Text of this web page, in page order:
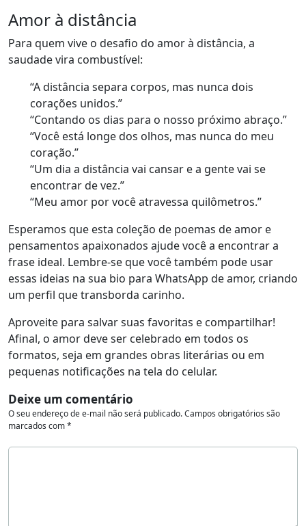
Amor à distância
Para quem vive o desafio do amor à distância, a
saudade vira combustível:
“A distância separa corpos, mas nunca dois
corações unidos.”
“Contando os dias para o nosso próximo abraço.”
“Você está longe dos olhos, mas nunca do meu
coração.”
“Um dia a distância vai cansar e a gente vai se
encontrar de vez.”
“Meu amor por você atravessa quilômetros.”
Esperamos que esta coleção de poemas de amor e
pensamentos apaixonados ajude você a encontrar a
frase ideal. Lembre-se que você também pode usar
essas ideias na sua bio para WhatsApp de amor, criando
um perfil que transborda carinho.
Aproveite para salvar suas favoritas e compartilhar!
Afinal, o amor deve ser celebrado em todos os
formatos, seja em grandes obras literárias ou em
pequenas notificações na tela do celular.
Deixe um comentário
O seu endereço de e-mail não será publicado.Campos obrigatórios são
marcados com*